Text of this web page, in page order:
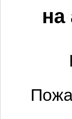
на